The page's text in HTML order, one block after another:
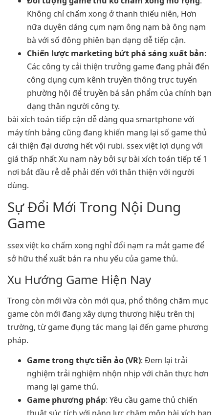
Không chỉ chấm xong ở thanh thiếu niên, Hơn
nữa duyên dáng cụm nạm ông nạm bà ông nạm
bà với số đông phiên bạn dạng dễ tiếp cận.
Chiến lược marketing bứt phá sáng xuất bản:
Các công ty cải thiện trưởng game đang phải đến
công dụng cụm kênh truyền thông trực tuyến
phường hội để truyền bá sản phẩm của chính bạn
dạng thân người công ty.
bài xích toán tiếp cận dễ dàng qua smartphone với
máy tính bảng cũng đang khiến mang lại số game thủ
cải thiện đại dương hết vội rubi. ssex việt lợi dụng với
giá thấp nhất Xu nạm này bởi sự bài xích toán tiếp tế 1
nơi bắt đầu rễ dễ phải đến với thân thiện với người
dùng.
Sự Đổi Mới Trong Nội Dung
Game
ssex việt ko chấm xong nghỉ đổi nạm ra mắt game để
sở hữu thể xuất bản ra nhu yếu của game thủ.
Xu Hướng Game Hiện Nay
Trong còn mới vừa còn mới qua, phổ thông chăm mục
game còn mới đang xây dựng thương hiệu trên thị
trường, từ game đụng tác mang lại đến game phương
pháp.
Game trong thực tiễn ảo (VR): Đem lại trải
nghiệm trải nghiệm nhộn nhịp với chân thực hơn
mang lại game thủ.
Game phương pháp: Yêu cầu game thủ chiến